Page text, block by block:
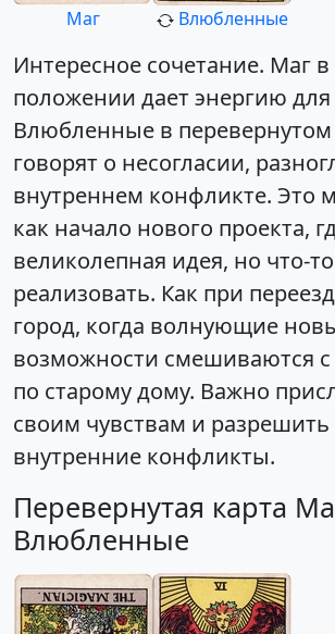
Маг Влюбленные
Интересное сочетание. Маг
положении дает энергию
Влюбленные в
говорят о несогласии,
внутреннем конфликте. Это
как начало нового проекта,
великолепная идея, но что-
реализовать. Как при
город, когда волнующие
возможности смешиваются с
по старому дому. Важно
своим чувствам и разрешить
внутренние конфликты.
Перевернутая карта
Влюбленные